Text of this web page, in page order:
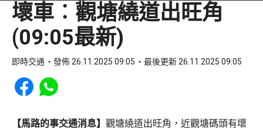
壞車︰觀塘繞道出旺角
(09:05最新)
即時交通 發佈 26.11.2025 09:05 最後更新 26.11.2025 09:05
Share to Facebook
Share to WhatsApp
【馬路的事交通消息】 觀塘繞道出旺角，近觀塘碼頭有壞